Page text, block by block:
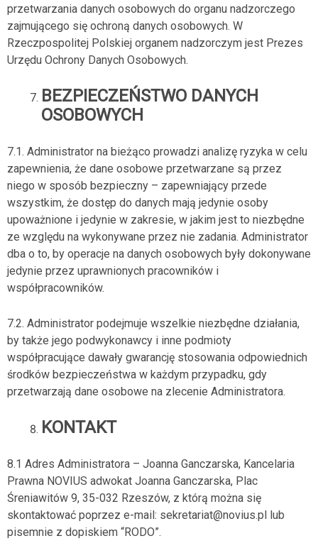
przetwarzania danych osobowych do organu nadzorczego
zajmującego się ochroną danych osobowych. W
Rzeczpospolitej Polskiej organem nadzorczym jest Prezes
Urzędu Ochrony Danych Osobowych.
BEZPIECZEŃSTWO DANYCH
OSOBOWYCH
7.1. Administrator na bieżąco prowadzi analizę ryzyka w celu
zapewnienia, że dane osobowe przetwarzane są przez
niego w sposób bezpieczny – zapewniający przede
wszystkim, że dostęp do danych mają jedynie osoby
upoważnione i jedynie w zakresie, w jakim jest to niezbędne
ze względu na wykonywane przez nie zadania. Administrator
dba o to, by operacje na danych osobowych były dokonywane
jedynie przez uprawnionych pracowników i
współpracowników.
7.2. Administrator podejmuje wszelkie niezbędne działania,
by także jego podwykonawcy i inne podmioty
współpracujące dawały gwarancję stosowania odpowiednich
środków bezpieczeństwa w każdym przypadku, gdy
przetwarzają dane osobowe na zlecenie Administratora.
KONTAKT
8.1 Adres Administratora – Joanna Ganczarska, Kancelaria
Prawna NOVIUS adwokat Joanna Ganczarska, Plac
Śreniawitów 9, 35-032 Rzeszów, z którą można się
skontaktować poprzez e-mail: sekretariat@novius.pl lub
pisemnie z dopiskiem “RODO”.